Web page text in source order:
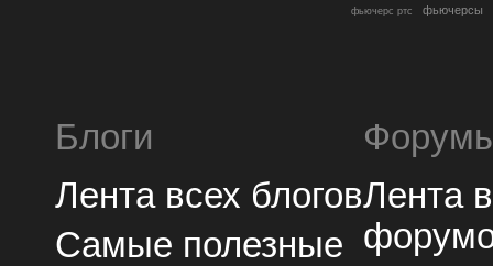
фьючерс ртс фьючерсы
Блоги
Лента всех блогов
Самые полезные
Лента